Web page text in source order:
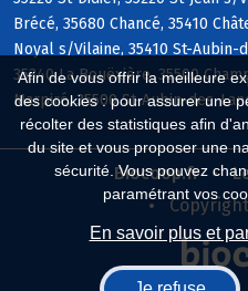
Afin de vous offrir la meilleure
des cookies : pour assurer une
récolter des statistiques afin
du site et vous proposer une
sécurité. Vous pouvez
paramétrant vos
En savoir plus et
Brécé, 35680 Chancé, 35410
Noyal s/Vilaine, 35410 St-Aubin-
35340 La Bouëxière, 35500
Marpiré, 35500 St-Aubin-des-
Biocoop.fr